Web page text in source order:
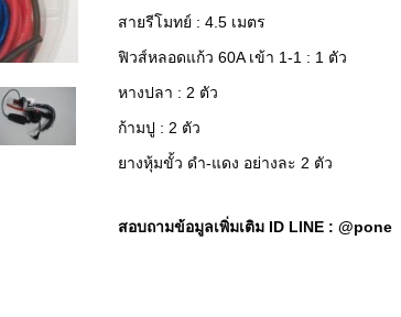
สายรีโมทย์ : 4.5 เมตร
ฟิวส์หลอดแก้ว 60A เข้า 1-1 : 1 ตัว
หางปลา : 2 ตัว
ก้ามปู : 2 ตัว
ยางหุ้มขั้ว ดำ-แดง อย่างละ 2 ตัว
สอบถามข้อมูลเพิ่มเติม ID LINE : @pone